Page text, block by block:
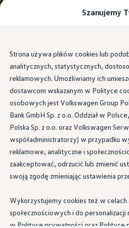
głównej
zawartości
do
stopki
Modele i konfigurator
Auta dostępne od ręki
Cenniki
Modele elektryczne i
Modele elektryczne
Modele elektryczne
Samochody hybrydowe
Przyszłe modele i auta
ID.4 GTX Xtreme
ID.5 GTX “Xcite”
Nowy ID. Polo GTI
Ładowanie i zasięg
Ładowanie
Ładowanie
Zasięg
Sposoby płatności
Korzyści i koszty
Koszty utrzymania
Leasing
Najem
Czy wiesz,
obok masy
jakość części odgrywa
hamowania,
są dociskane do tarcz
siłą 1000 kg,
podczas zjazdu ze
Szanujemy
Strona używa plików cookies lub
analitycznych, statystycznych,
reklamowych. Umożliwiamy ich
dostawcom wskazanym w Polityce
osobowych jest Volkswagen Group
Bank GmbH Sp. z o.o. Oddział w
Polska Sp. z o.o. oraz Volkswagen
współadministratorzy) w przypadku
reklamowe, analityczne i
zaakceptować, odrzucić lub zmienić
swoją zgodę zmieniając ustawienia
Wykorzystujemy cookies też w
społecznościowych i do
w Polityce prywatności oraz Polityce